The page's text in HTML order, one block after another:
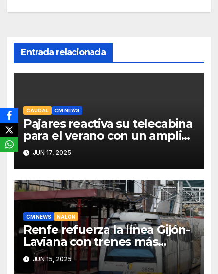
Entrada relacionada
CAUDAL CM NEWS
Pajares reactiva su telecabina
para el verano con un amplio
programa de actividades
JUN 17, 2025
CM NEWS NALÓN
Renfe refuerza la línea Gijón-
Laviana con trenes más
fiables y mejor servicio para
recuperar viajeros
JUN 15, 2025